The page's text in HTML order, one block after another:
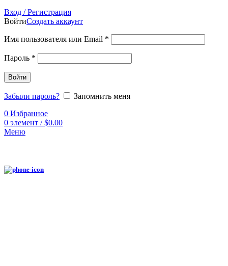
Вход / Регистрация
ВойтиСоздать аккаунт
Имя пользователя или Email *
Пароль *
Войти
Забыли пароль?
Запомнить меня
0 Избранное
0 элемент / $0.00
Меню